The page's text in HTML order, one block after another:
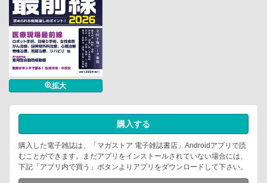
拡大
購入する
購入した電子雑誌は、「マガストア 電子雑誌書店」Androidアプリで読
むことができます。まだアプリをインストールされていない場合には、
下記「アプリ内で買う」ボタンよりアプリをダウンロードして下さい。